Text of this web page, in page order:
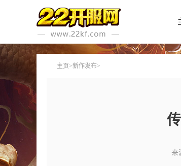
主页 >新作发布>
来